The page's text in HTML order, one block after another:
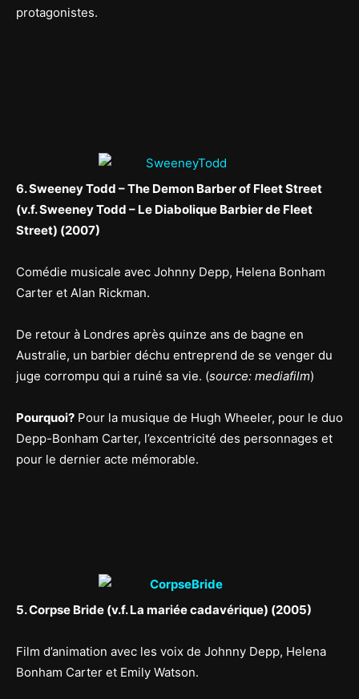
protagonistes.
6. Sweeney Todd – The Demon Barber of Fleet Street
(v.f. Sweeney Todd – Le Diabolique Barbier de Fleet
Street) (2007)
Comédie musicale avec Johnny Depp, Helena Bonham
Carter et Alan Rickman.
De retour à Londres après quinze ans de bagne en
Australie, un barbier déchu entreprend de se venger du
juge corrompu qui a ruiné sa vie. (source: mediafilm)
Pourquoi? Pour la musique de Hugh Wheeler, pour le duo
Depp-Bonham Carter, l’excentricité des personnages et
pour le dernier acte mémorable.
5. Corpse Bride (v.f. La mariée cadavérique) (2005)
Film d’animation avec les voix de Johnny Depp, Helena
Bonham Carter et Emily Watson.